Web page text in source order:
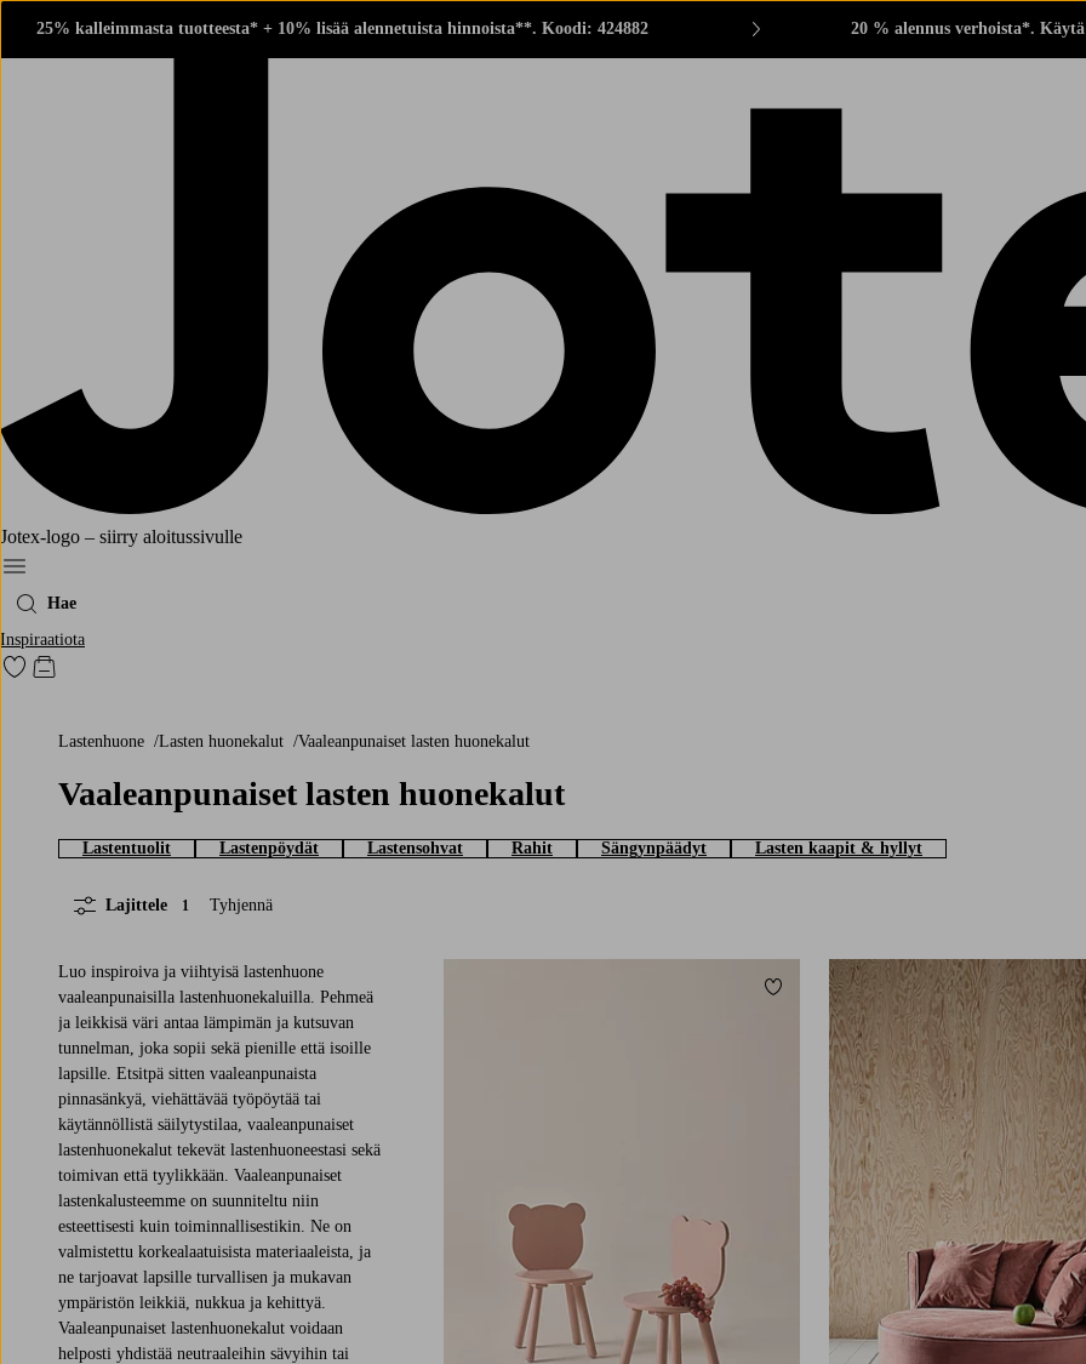
25% kalleimmasta tuotteesta* + 10% lisää alennetuista hinnoista**. Koodi: 424882 20 % alennus verhoista*.
Jotex-logo – siirry aloitussivulle
Menu
Hae
Inspiraatiota
Siirry merkittyihin suosikkituotteisiin
Siirry ostoskoriin
Lastenhuone Lasten huonekalut Vaaleanpunaiset lasten huonekalut
Vaaleanpunaiset lasten huonekalut
Lastentuolit Lastenpöydät Lastensohvat Rahit Sängynpäädyt Lasten kaapit & hyllyt
Lajittele 1 Tyhjennä
Luo inspiroiva ja viihtyisä lastenhuone
vaaleanpunaisilla lastenhuonekaluilla. Pehmeä
ja leikkisä väri antaa lämpimän ja kutsuvan
tunnelman, joka sopii sekä pienille että isoille
lapsille. Etsitpä sitten vaaleanpunaista
pinnasänkyä, viehättävää työpöytää tai
käytännöllistä säilytystilaa, vaaleanpunaiset
lastenhuonekalut tekevät lastenhuoneestasi sekä
toimivan että tyylikkään. Vaaleanpunaiset
lastenkalusteemme on suunniteltu niin
esteettisesti kuin toiminnallisestikin. Ne on
valmistettu korkealaatuisista materiaaleista, ja
ne tarjoavat lapsille turvallisen ja mukavan
ympäristön leikkiä, nukkua ja kehittyä.
Vaaleanpunaiset lastenhuonekalut voidaan
helposti yhdistää neutraaleihin sävyihin tai
Lisää suosikkeihin